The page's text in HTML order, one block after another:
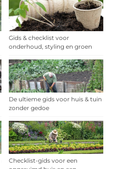
Gids & checklist voor
onderhoud, styling en groen
De ultieme gids voor huis & tuin
zonder gedoe
Checklist-gids voor een